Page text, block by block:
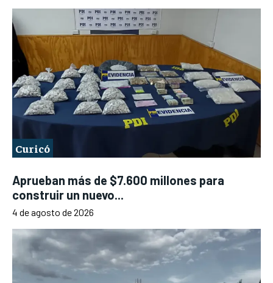
Curicó
Aprueban más de $7.600 millones para
construir un nuevo...
4 de agosto de 2026